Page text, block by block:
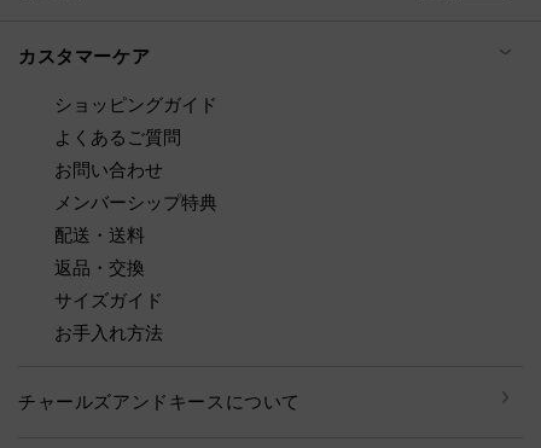
カスタマーケア
ショッピングガイド
よくあるご質問
お問い合わせ
メンバーシップ特典
配送・送料
返品・交換
サイズガイド
お手入れ方法
チャールズアンドキースについて